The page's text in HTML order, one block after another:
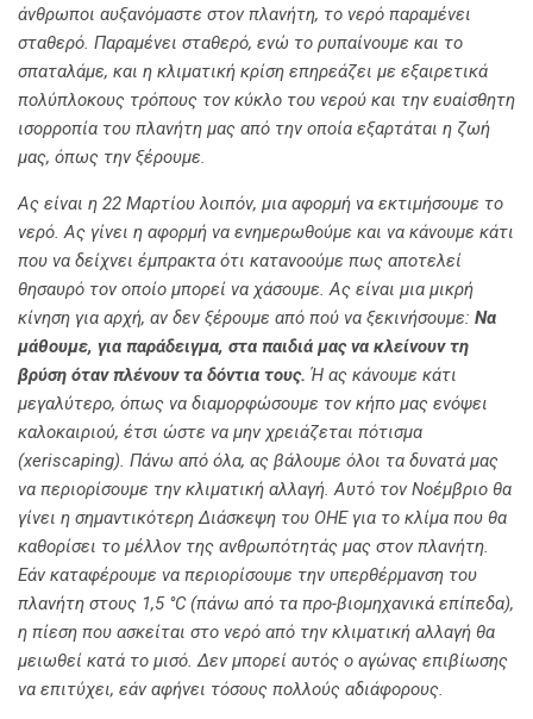
άνθρωποι αυξανόμαστε στον πλανήτη, το νερό παραμένει
σταθερό. Παραμένει σταθερό, ενώ το ρυπαίνουμε και το
σπαταλάμε, και η κλιματική κρίση επηρεάζει με εξαιρετικά
πολύπλοκους τρόπους τον κύκλο του νερού και την ευαίσθητη
ισορροπία του πλανήτη μας από την οποία εξαρτάται η ζωή
μας, όπως την ξέρουμε.
Ας είναι η 22 Μαρτίου λοιπόν, μια αφορμή να εκτιμήσουμε το
νερό. Ας γίνει η αφορμή να ενημερωθούμε και να κάνουμε κάτι
που να δείχνει έμπρακτα ότι κατανοούμε πως αποτελεί
θησαυρό τον οποίο μπορεί να χάσουμε. Ας είναι μια μικρή
κίνηση για αρχή, αν δεν ξέρουμε από πού να ξεκινήσουμε: Να
μάθουμε, για παράδειγμα, στα παιδιά μας να κλείνουν τη
βρύση όταν πλένουν τα δόντια τους. Ή ας κάνουμε κάτι
μεγαλύτερο, όπως να διαμορφώσουμε τον κήπο μας ενόψει
καλοκαιριού, έτσι ώστε να μην χρειάζεται πότισμα
(xeriscaping). Πάνω από όλα, ας βάλουμε όλοι τα δυνατά μας
να περιορίσουμε την κλιματική αλλαγή. Αυτό τον Νοέμβριο θα
γίνει η σημαντικότερη Διάσκεψη του ΟΗΕ για το κλίμα που θα
καθορίσει το μέλλον της ανθρωπότητάς μας στον πλανήτη.
Εάν καταφέρουμε να περιορίσουμε την υπερθέρμανση του
πλανήτη στους 1,5 °C (πάνω από τα προ-βιομηχανικά επίπεδα),
η πίεση που ασκείται στο νερό από την κλιματική αλλαγή θα
μειωθεί κατά το μισό. Δεν μπορεί αυτός ο αγώνας επιβίωσης
να επιτύχει, εάν αφήνει τόσους πολλούς αδιάφορους.